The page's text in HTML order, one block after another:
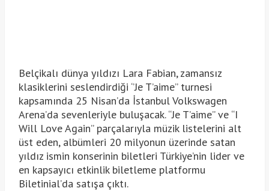
Belçikalı dünya yıldızı Lara Fabian, zamansız
klasiklerini seslendirdiği ‘’Je T’aime’’ turnesi
kapsamında 25 Nisan’da İstanbul Volkswagen
Arena’da sevenleriyle buluşacak. “Je T’aime” ve “I
Will Love Again” parçalarıyla müzik listelerini alt
üst eden, albümleri 20 milyonun üzerinde satan
yıldız ismin konserinin biletleri Türkiye’nin lider ve
en kapsayıcı etkinlik biletleme platformu
Biletinial’da satışa çıktı.